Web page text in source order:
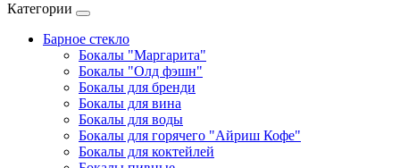
Категории
Барное стекло
Бокалы "Маргарита"
Бокалы "Олд фэшн"
Бокалы для бренди
Бокалы для вина
Бокалы для воды
Бокалы для горячего "Айриш Кофе"
Бокалы для коктейлей